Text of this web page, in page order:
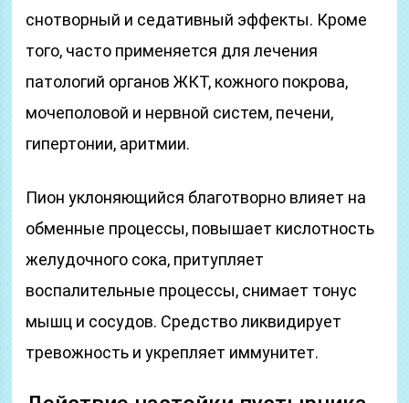
снотворный и седативный эффекты. Кроме
того, часто применяется для лечения
патологий органов ЖКТ, кожного покрова,
мочеполовой и нервной систем, печени,
гипертонии, аритмии.
Пион уклоняющийся благотворно влияет на
обменные процессы, повышает кислотность
желудочного сока, притупляет
воспалительные процессы, снимает тонус
мышц и сосудов. Средство ликвидирует
тревожность и укрепляет иммунитет.